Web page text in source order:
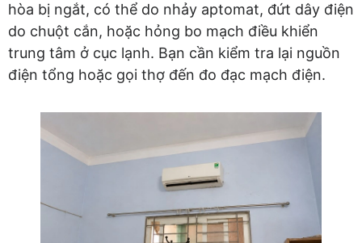
hòa bị ngắt, có thể do nhảy aptomat, đứt dây điện
do chuột cắn, hoặc hỏng bo mạch điều khiển
trung tâm ở cục lạnh. Bạn cần kiểm tra lại nguồn
điện tổng hoặc gọi thợ đến đo đạc mạch điện.